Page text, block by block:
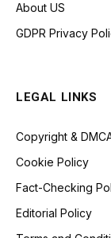
About US
GDPR Privacy
LEGAL LINKS
Copyright &
Cookie Policy
Fact-Checking
Editorial Policy